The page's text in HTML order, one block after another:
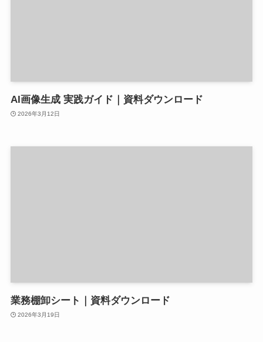
AI画像生成 実践ガイド｜資料ダウンロード
2026年3月12日
業務棚卸シート｜資料ダウンロード
2026年3月19日